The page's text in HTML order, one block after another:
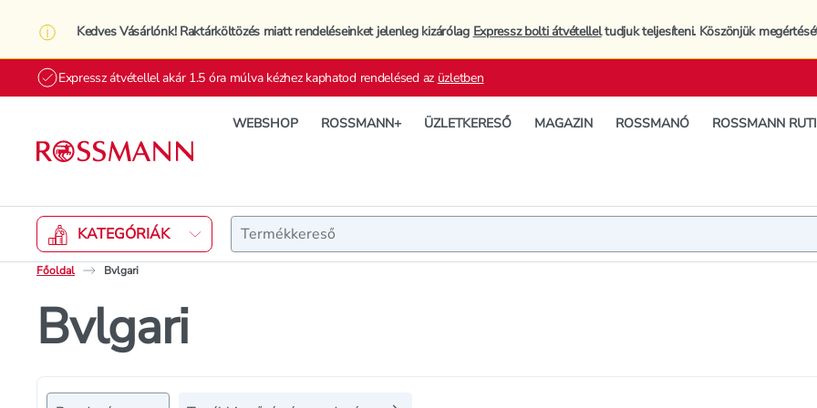
Kedves Vásárlónk! Raktárköltözés miatt rendeléseinket jelenleg kizárólag Expressz bolti átvételleltudjuk teljesíteni. Köszönjük
Expressz átvétellel akár 1.5 óra múlva kézhez kaphatod rendelésed az üzletben
WEBSHOP ROSSMANN+ ÜZLETKERESŐ MAGAZIN ROSSMANÓ ROSSMANN
KATEGÓRIÁK Keresés
Főoldal Bvlgari
Bvlgari